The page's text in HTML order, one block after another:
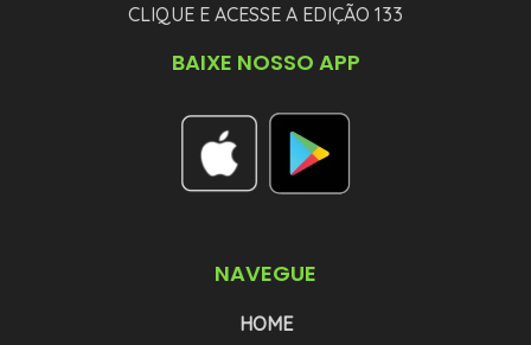
CLIQUE E ACESSE A EDIÇÃO 133
BAIXE NOSSO APP
NAVEGUE
HOME